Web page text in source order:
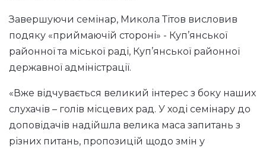
Завершуючи семінар, Микола Тітов висловив
подяку «приймаючій стороні» - Куп’янської
районної та міської раді, Куп’янської районної
державної адміністрації.
«Вже відчувається великий інтерес з боку наших
слухачів – голів місцевих рад. У ході семінару до
доповідачів надійшла велика маса запитань з
різних питань, пропозицій щодо змін у